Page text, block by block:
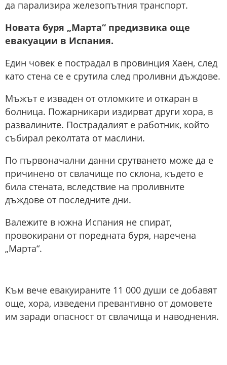
да парализира железопътния транспорт.
Новата буря „Марта“ предизвика още
евакуации в Испания.
Един човек е пострадал в провинция Хаен, след
като стена се е срутила след проливни дъждове.
Мъжът е изваден от отломките и откаран в
болница. Пожарникари издирват други хора, в
развалините. Пострадалият е работник, който
събирал реколтата от маслини.
По първоначални данни срутването може да е
причинено от свлачище по склона, където е
била стената, вследствие на проливните
дъждове от последните дни.
Валежите в южна Испания не спират,
провокирани от поредната буря, наречена
„Марта“.
Към вече евакуираните 11 000 души се добавят
още, хора, изведени превантивно от домовете
им заради опасност от свлачища и наводнения.